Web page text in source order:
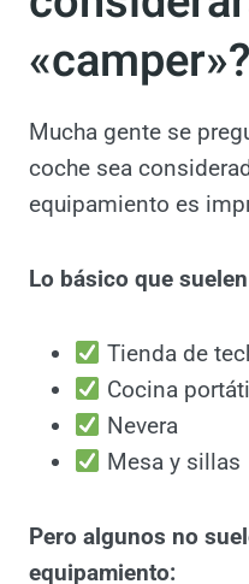
¿Qué
vehículo
Mucha gente se
equipamiento es
Lo básico que
Cocina
Nevera